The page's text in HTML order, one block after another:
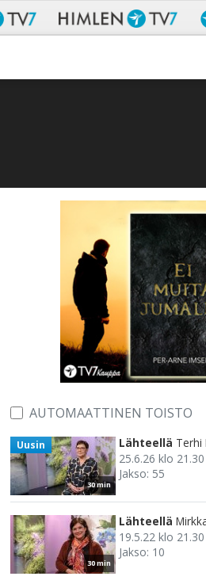
AUTOMAATTINEN TOISTO
30 min
Uusin Lähteellä Terhi
25.6.26 klo 21.30
Jakso: 55
30 min
Lähteellä
19.5.22 klo 21.30
Jakso: 10